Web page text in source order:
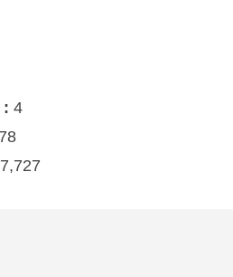
: 4